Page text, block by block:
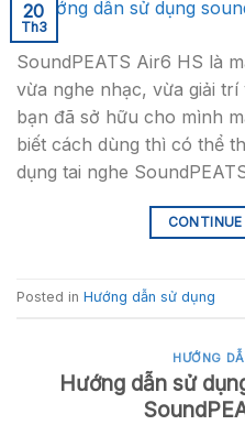
20
Th3
SoundPEATS Air6 HS là
vừa nghe nhạc, vừa giải
bạn đã sở hữu cho mình
biết cách dùng thì có thể
dụng tai nghe
CONTINUE
Posted in Hướng dẫn sử dụng
HƯỚNG
Hướng dẫn sử